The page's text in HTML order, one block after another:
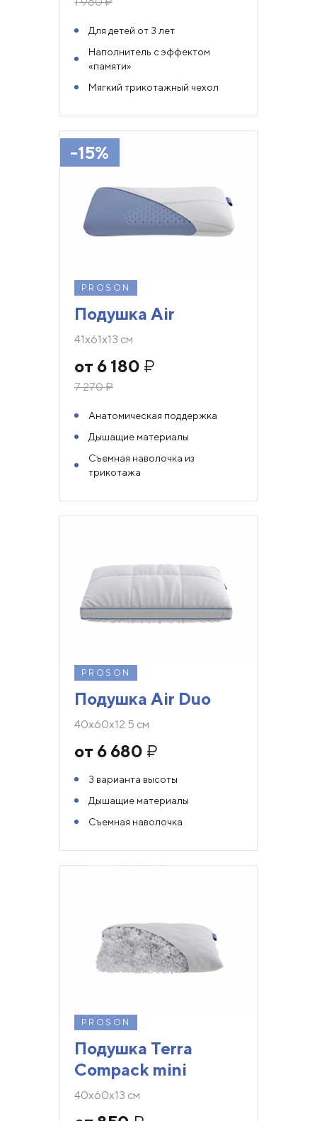
Для детей от 3 лет
Наполнитель с эффектом
«памяти»
Мягкий трикотажный чехол
-15%
PROSON
Подушка Air
41х61х13 см
от 6 180 ₽
7 270₽
Анатомическая поддержка
Дышащие материалы
Съемная наволочка из
трикотажа
PROSON
Подушка Air Duo
40х60х12.5 см
от 6 680 ₽
3 варианта высоты
Дышащие материалы
Съемная наволочка
PROSON
Подушка Terra
Compack mini
40х60х13 см